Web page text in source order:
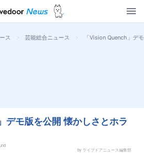
ス > 芸能総合ニュース > 「Vision Quench」デ
デモ版を公開 懐かしさとホラ
by ライブドアニュース編集部